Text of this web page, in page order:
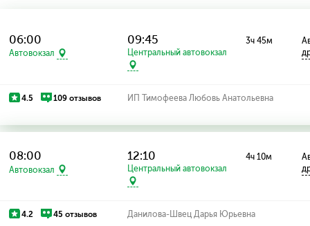
06:00
Автовокзал
09:45
Центральный автовокзал
3ч 45м
4.5 109 отзывов ИП Тимофеева Любовь Анатольевна
08:00
Автовокзал
12:10
Центральный автовокзал
4ч 10м
4.2 45 отзывов Данилова-Швец Дарья Юрьевна